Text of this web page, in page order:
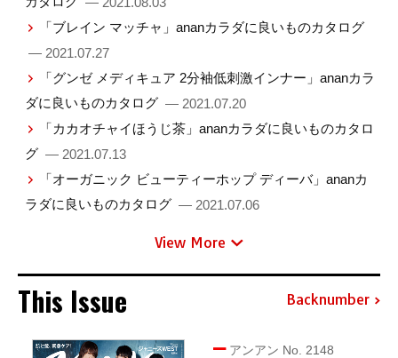
「ブレイン マッチャ」ananカラダに良いものカタログ
— 2021.07.27
「グンゼ メディキュア 2分袖低刺激インナー」ananカラ
ダに良いものカタログ — 2021.07.20
「カカオチャイほうじ茶」ananカラダに良いものカタロ
グ — 2021.07.13
「オーガニック ビューティーホップ ディーバ」ananカ
ラダに良いものカタログ — 2021.07.06
View More
This Issue Backnumber
アンアン No. 2148